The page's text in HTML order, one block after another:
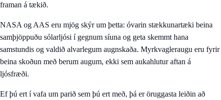
framan á tækið.
NASA og AAS eru mjög skýr um þetta: óvarin stækkunartæki beina
samþjöppuðu sólarljósi í gegnum síuna og geta skemmt hana
samstundis og valdið alvarlegum augnskaða. Myrkvagleraugu eru fyrir
beina skoðun með berum augum, ekki sem aukahlutur aftan á
ljósfræði.
Ef þú ert í vafa um parið sem þú ert með, þá er öruggasta leiðin að